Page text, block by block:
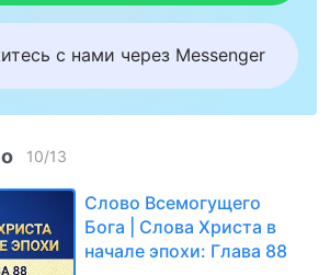
с нами через Messenger
10/13
Слово Всемогущего
Бога | Слова Христа в
начале эпохи: Глава 88